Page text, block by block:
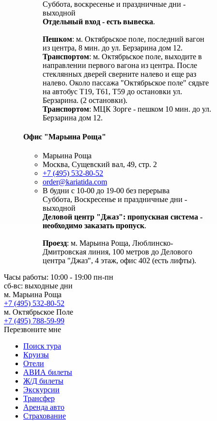
Суббота, воскресенье и праздничные дни -
выходной
Отдельный вход - есть вывеска.
Пешком: м. Октябрьское поле, последний вагон
из центра, 8 мин. до ул. Берзарина дом 12.
Транспортом: м. Октябрьское поле, выходите в
направлении первого вагона из центра. После
стеклянных дверей сверните налево и еще раз
налево. Около пассажа "Октябрьское поле" сядьте
на автобус Т19, Т61, Т59 до остановки ул.
Берзарина. (2 остановки).
Транспортом: МЦК Зорге - пешком 10 мин. до ул.
Берзарина дом 12.
Офис "Марьина Роща"
Марьина Роща
Москва, Сущевский вал, 49, стр. 2
+7 (495) 532-80-52
order@kariatida.com
В будни с 10-00 до 19-00 без перерыва
Суббота, Воскресенье и праздничные дни -
выходной
Деловой центр "Джаз": пропускная система -
необходимо заказать пропуск.
Проезд: м. Марьина Роща, Люблинско-
Дмитровская линия, 100 метров до Делового
центра "Джаз", 4 этаж, офис 402 (есть лифты).
Часы работы: 10:00 - 19:00 пн-пн
сб-вс: выходные дни
м. Марьина Роща
+7 (495) 532-80-52
м. Октябрьское Поле
+7 (495) 788-59-99
Перезвоните мне
Поиск тура
Круизы
Отели
АВИА билеты
Ж/Д билеты
Экскурсии
Трансфер
Аренда авто
Страхование